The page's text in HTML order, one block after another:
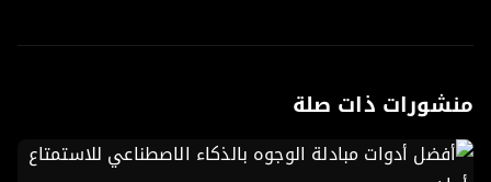
ذات صلة